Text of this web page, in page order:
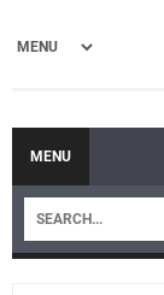
MENU